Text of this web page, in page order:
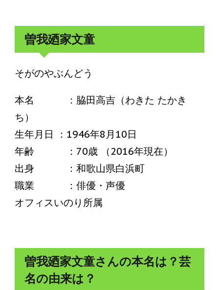
曽我廼家文童
そがのやぶんどう
本名 ：脇田高吉（わきた たかき
ち）
生年月日 ：1946年8月10日
年齢 ：70歳 （2016年現在）
出身 ：和歌山県白浜町
職業 ：俳優・声優
オフィスいのり所属
曽我廼家文童さんの本名は？芸
名の由来は？